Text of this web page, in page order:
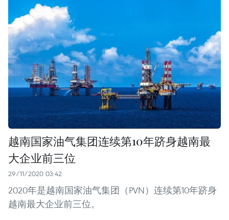
越南国家油气集团连续第10年跻身越南最
大企业前三位
29/11/2020 03:42
2020年是越南国家油气集团（PVN）连续第10年跻身
越南最大企业前三位。